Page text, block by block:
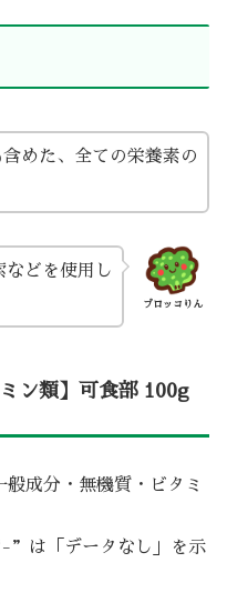
めた、全ての栄養素の
ブロッコりん
などを使用し
ン類】可食部 100g
般成分・無機質・ビタミ
は「データなし」を示